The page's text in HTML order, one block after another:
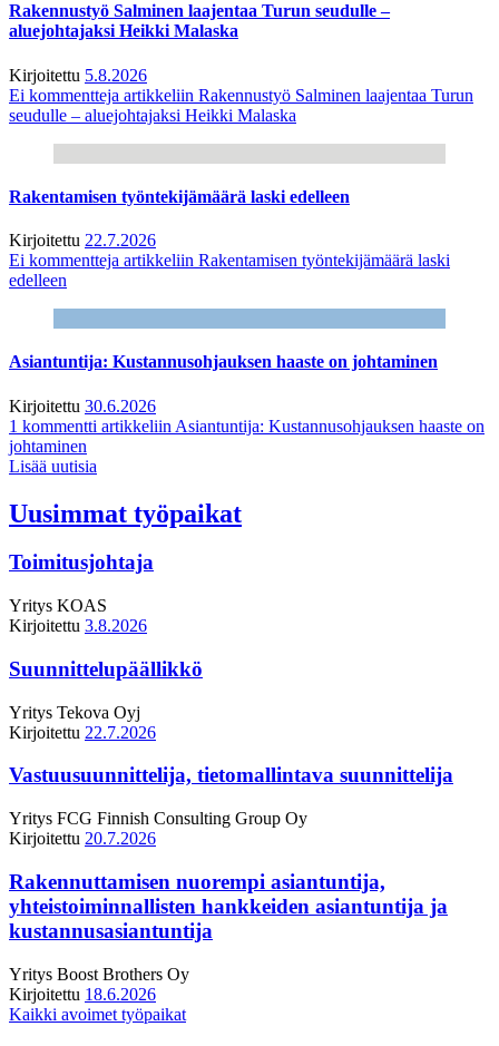
Rakennustyö Salminen laajentaa Turun seudulle –
aluejohtajaksi Heikki Malaska
Kirjoitettu 5.8.2026
Ei kommentteja artikkeliin Rakennustyö Salminen laajentaa Turun
seudulle – aluejohtajaksi Heikki Malaska
Rakentamisen työntekijämäärä laski edelleen
Kirjoitettu 22.7.2026
Ei kommentteja artikkeliin Rakentamisen työntekijämäärä laski
edelleen
Asiantuntija: Kustannusohjauksen haaste on johtaminen
Kirjoitettu 30.6.2026
1 kommentti artikkeliin Asiantuntija: Kustannusohjauksen haaste on
johtaminen
Lisää uutisia
Uusimmat työpaikat
Toimitusjohtaja
Yritys KOAS
Kirjoitettu 3.8.2026
Suunnittelupäällikkö
Yritys Tekova Oyj
Kirjoitettu 22.7.2026
Vastuusuunnittelija, tietomallintava suunnittelija
Yritys FCG Finnish Consulting Group Oy
Kirjoitettu 20.7.2026
Rakennuttamisen nuorempi asiantuntija,
yhteistoiminnallisten hankkeiden asiantuntija ja
kustannusasiantuntija
Yritys Boost Brothers Oy
Kirjoitettu 18.6.2026
Kaikki avoimet työpaikat